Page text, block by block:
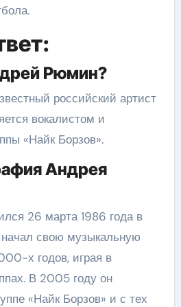
Рюмин?
российский артист
вокалистом и
«Найк Борзов».
Андрея
26 марта 1986 года в
свою музыкальную
х годов, играя в
В 2005 году он
«Найк Борзов» и с тех